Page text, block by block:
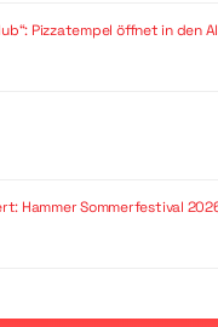
Pizzatempel öffnet in den
Hammer Sommerfestival